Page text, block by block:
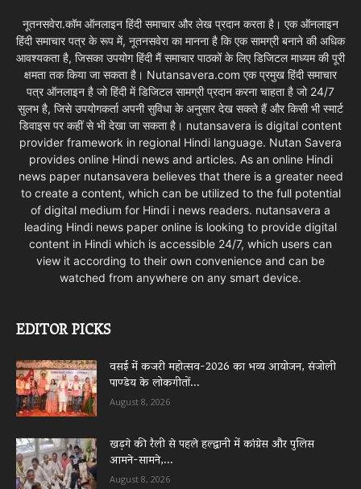
नूतनसवेरा.कॉम ऑनलाइन हिंदी समाचार और लेख प्रदान करता है। एक ऑनलाइन
हिंदी समाचार पत्र के रूप में, नूतनसवेरा का मानना है कि एक सामग्री बनाने की अधिक
आवश्यकता है, जिसका उपयोग हिंदी मैं समाचार पाठकों के लिए डिजिटल माध्यम की पूरी
क्षमता तक किया जा सकता है। Nutansavera.com एक प्रमुख हिंदी समाचार
पत्र ऑनलाइन है जो हिंदी में डिजिटल सामग्री प्रदान करना चाहता है जो 24/7
सुलभ है, जिसे उपयोगकर्ता अपनी सुविधा के अनुसार देख सकते हैं और किसी भी स्मार्ट
डिवाइस पर कहीं से भी देखा जा सकता है। nutansavera is digital content
provider framework in regional Hindi language. Nutan Savera
provides online Hindi news and articles. As an online Hindi
news paper nutansavera believes that there is a greater need
to create a content, which can be utilized to the full potential
of digital medium for Hindi i news readers. nutansavera a
leading Hindi news paper online is looking to provide digital
content in Hindi which is accessible 24/7, which users can
view it according to their own convenience and can be
watched from anywhere on any smart device.
EDITOR PICKS
वसई में कजरी महोत्सव-2026 का भव्य आयोजन, संजोली
पाण्डेय के लोकगीतों...
August 8, 2026
खड़गे की रैली से पहले हल्द्वानी में कांग्रेस और पुलिस
आमने-सामने,...
August 8, 2026